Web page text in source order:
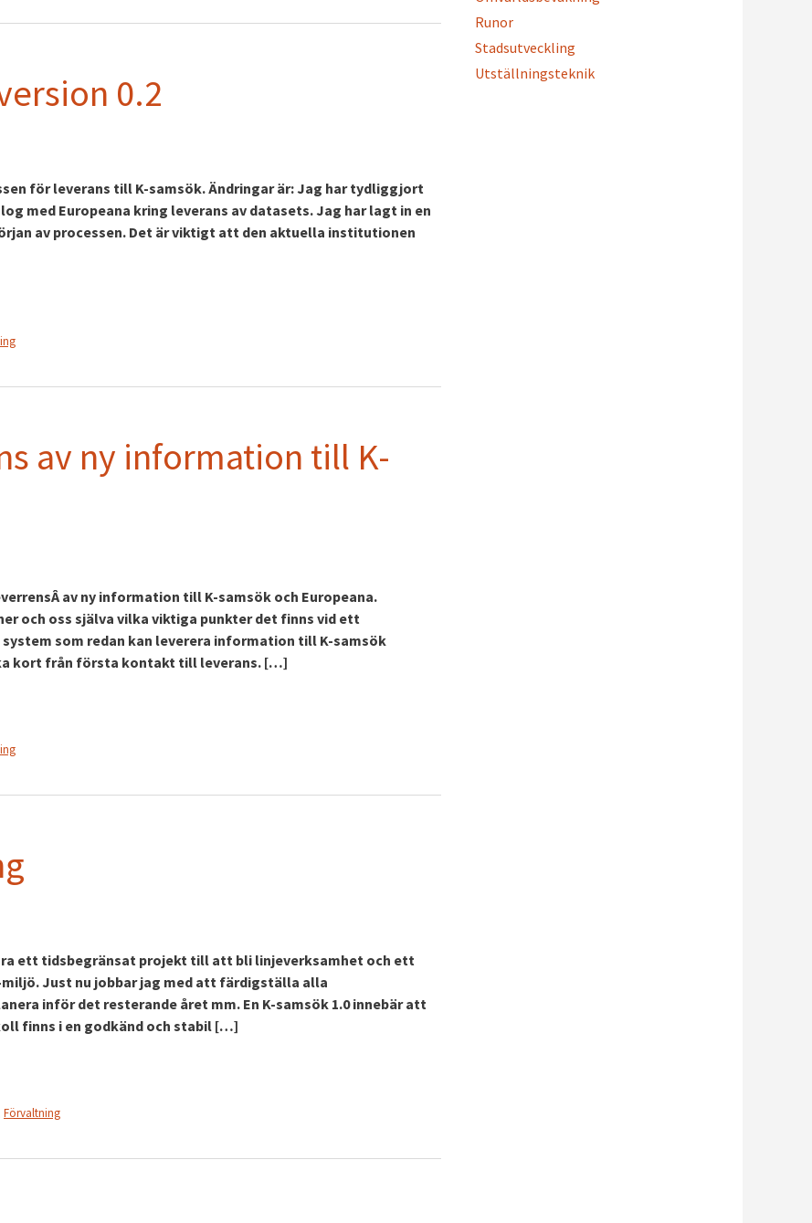
0.2
för leverans till K-samsök. Ändringar är: Jag har tydliggjort
med Europeana kring leverans av datasets. Jag har lagt in en
av processen. Det är viktigt att den aktuella institutionen
av ny information till K-
av ny information till K-samsök och Europeana.
och oss själva vilka viktiga punkter det finns vid ett
som redan kan leverera information till K-samsök
kort från första kontakt till leverans. […]
ett tidsbegränsat projekt till att bli linjeverksamhet och ett
Just nu jobbar jag med att färdigställa alla
inför det resterande året mm. En K-samsök 1.0 innebär att
finns i en godkänd och stabil […]
Förvaltning
Runor
Stadsutveckling
Utställningsteknik